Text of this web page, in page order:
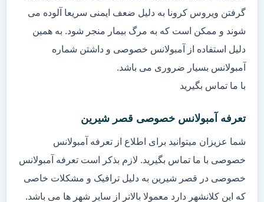
گرفتن ویروس کرونا به دلیل ضعف ایمنی سریعا آلوده می
شوند و ممکن است که به مرگ بیمار منجر شود. به همین
دلیل استفاده از آمبولانس خصوصی و داشتن شماره
آمبولانس بسیار ضروری می باشد.
با ما تماس بگیرید
تعرفه آمبولانس خصوصی قصر شیرین
شما عزیزان میتوانید برای اطلاع از تعرفه آمبولانس
خصوصی با ما تماس بگیرید. لازم بذکر است تعرفه آمبولانس
خصوصی در قصر شیرین به دلیل ترافیک و مشکلات خاصی
که این کلانشهر دارد معمولا بالاتر از سایر شهر ها می باشد.